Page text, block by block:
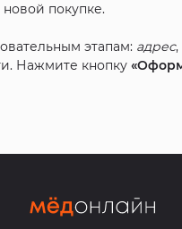
покупке.
этапам: адрес,
Нажмите кнопку